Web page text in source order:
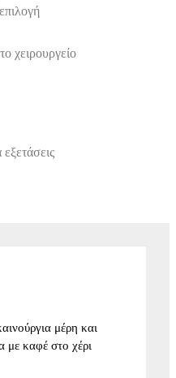
χειρουργείο
μέρη και
με καφέ στο χέρι